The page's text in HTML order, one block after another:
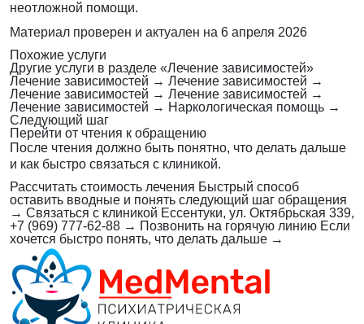
неотложной помощи.
Материал проверен и актуален на 6 апреля 2026
Похожие услуги
Другие услуги в разделе «Лечение зависимостей»
Лечение зависимостей → Лечение зависимостей →
Лечение зависимостей → Лечение зависимостей →
Лечение зависимостей → Наркологическая помощь →
Следующий шаг
Перейти от чтения к обращению
После чтения должно быть понятно, что делать дальше
и как быстро связаться с клиникой.
Рассчитать стоимость лечения Быстрый способ
оставить вводные и понять следующий шаг обращения
→ Связаться с клиникой Ессентуки, ул. Октябрьская 339,
+7 (969) 777-62-88 → Позвонить на горячую линию Если
хочется быстро понять, что делать дальше →